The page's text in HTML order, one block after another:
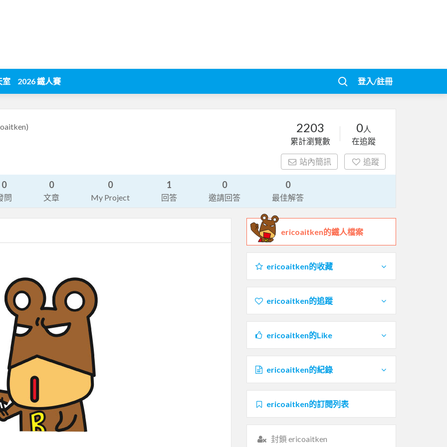
室 2026 鐵人賽 登入/註冊
2203
累計瀏覽數
0人
在追蹤
站內簡訊 追蹤
0
問
0
文章
0
My Project
1
回答
0
邀請回答
0
最佳解答
ericoaitken的鐵人檔案
ericoaitken的收藏
ericoaitken的追蹤
ericoaitken的Like
ericoaitken的紀錄
ericoaitken的訂閱列表
封鎖 ericoaitken